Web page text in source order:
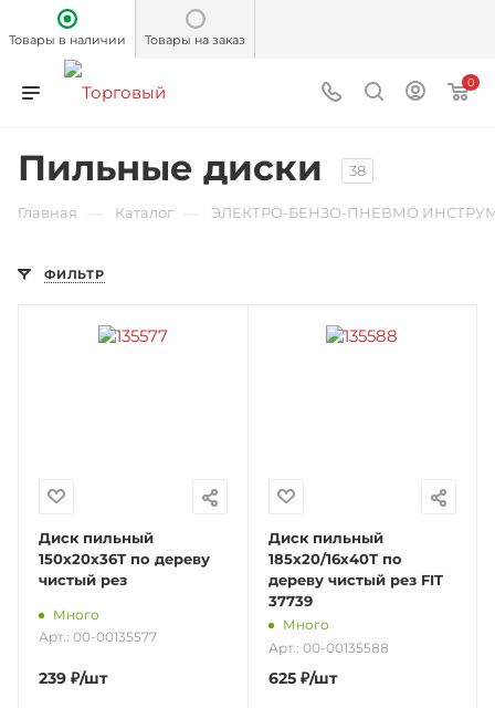
Товары в наличии Товары на заказ
0
Пильные диски 38
Главная Каталог ЭЛЕКТРО-БЕНЗО-ПНЕВМО
ФИЛЬТР
Диск пильный
150х20х36Т по дереву
чистый рез
Много
Арт.: 00-00135577
239 ₽/шт
Диск пильный
185х20/16х40Т по
дереву чистый рез FIT
37739
Много
Арт.: 00-00135588
625₽/шт